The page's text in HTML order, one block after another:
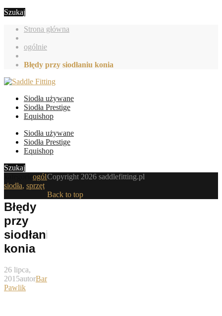
Szukaj
Strona główna
ogólnie
Błędy przy siodłaniu konia
Siodła używane
Siodła Prestige
Equishop
Siodła używane
Siodła Prestige
Equishop
Szukaj
ogólnie,
siodła, sprzęt
Błędy
przy
siodłaniu
konia
26 lipca,
2015autorBartek
Pawlik
Copyright 2026 saddlefitting.pl
Back to top